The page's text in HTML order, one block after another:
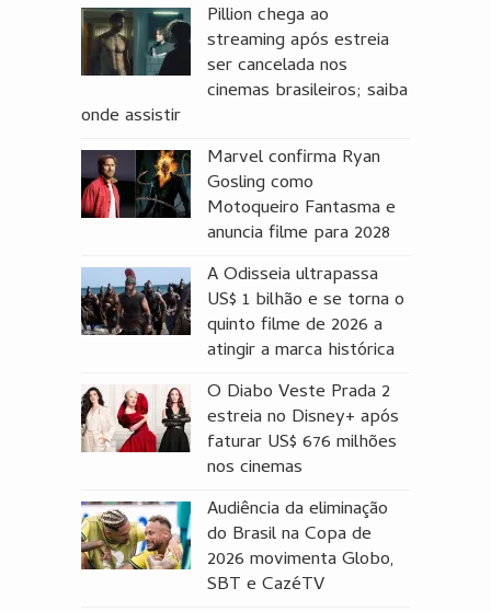
Pillion chega ao
streaming após estreia
ser cancelada nos
cinemas brasileiros; saiba
onde assistir
Marvel confirma Ryan
Gosling como
Motoqueiro Fantasma e
anuncia filme para 2028
A Odisseia ultrapassa
US$ 1 bilhão e se torna o
quinto filme de 2026 a
atingir a marca histórica
O Diabo Veste Prada 2
estreia no Disney+ após
faturar US$ 676 milhões
nos cinemas
Audiência da eliminação
do Brasil na Copa de
2026 movimenta Globo,
SBT e CazéTV